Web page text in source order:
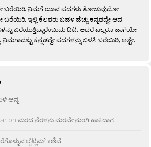
ಬರೆಯಿರಿ. ನಿಮಗೆ ಯಾವ ಪದಗಳು ತೋಚುವುದೋ
ಬರೆಯಿರಿ. ಇಲ್ಲಿ ಕೆಲವರು ಬಹಳ ಹೆಚ್ಚು ಕನ್ನಡದ್ದೇ ಆದ
ಬರೆಯುತ್ತಿದ್ದಾರೆಂಬುದು ದಿಟ. ಆದರೆ ಎಲ್ಲರೂ ಹಾಗೆಯೇ
ಕನ್ನಡದ್ದೇ ಪದಗಳನ್ನು ಬಳಸಿ ಬರೆಯಿರಿ, ಅಶ್ಟೇ.
ಅನ್ನ
on ಮರದ ನೆರಳನು ಮರವೇ ನುಂಗಿ ಹಾಕಿದಾಗ…
ಲೈಟ್ಲಮ್ ಕಣಿವೆ